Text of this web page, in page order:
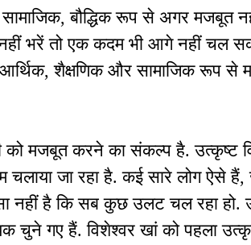
बौद्धिक रूप से अगर मजबूत
भरें तो एक कदम भी आगे नहीं चल
आर्थिक, शैक्षणिक और सामाजिक रूप
मजबूत करने का संकल्प है. उत्कृष्ट
चलाया जा रहा है. कई सारे लोग ऐसे हैं,
नहीं है कि सब कुछ उलट चल रहा हो.
चुने गए हैं. विशेश्वर खां को पहला